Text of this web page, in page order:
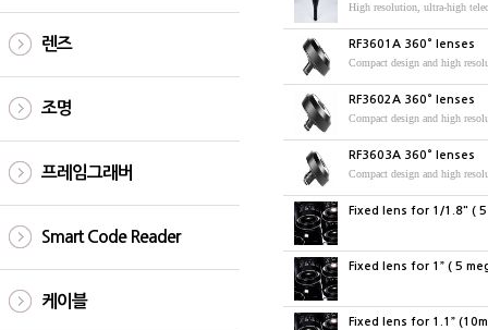
렌즈
조명
프레임그래버
Smart Code Reader
케이블
High resolution, ultra-high
RF3601A 360° lenses
Compact design and high
RF3602A 360° lenses
Compact design and high
RF3603A 360° lenses
Compact design and high
Fixed lens for 1/1.8" (
Fixed lens for 1” ( 5
Fixed lens for 1.1”